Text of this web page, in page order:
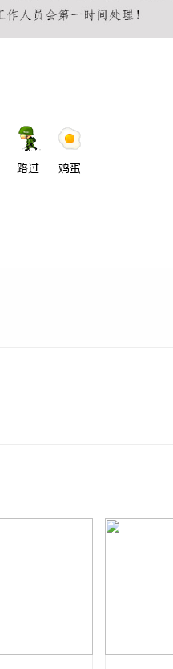
路过 鸡蛋